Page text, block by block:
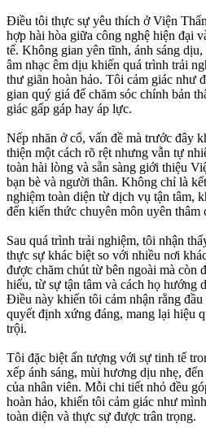
Điều tôi thực sự yêu thích ở Viện
hợp hài hòa giữa công nghệ hiện đại
tế. Không gian yên tĩnh, ánh sáng
âm nhạc êm dịu khiến quá trình trải
thư giãn hoàn hảo. Tôi cảm giác như
gian quý giá để chăm sóc chính bản
giác gấp gáp hay áp lực.
Nếp nhăn ở cổ, vấn đề mà trước đây
thiện một cách rõ rệt nhưng vẫn tự
toàn hài lòng và sẵn sàng giới thiệu
bạn bè và người thân. Không chỉ là
nghiệm toàn diện từ dịch vụ tận tâm,
đến kiến thức chuyên môn uyên thâm
Sau quá trình trải nghiệm, tôi nhận
thực sự khác biệt so với nhiều nơi
được chăm chút từ bên ngoài mà còn
hiểu, từ sự tận tâm và cách họ hướng
Điều này khiến tôi cảm nhận rằng
quyết định xứng đáng, mang lại hiệu
trội.
Tôi đặc biệt ấn tượng với sự tinh tế
xếp ánh sáng, mùi hương dịu nhẹ,
của nhân viên. Mỗi chi tiết nhỏ đều
hoàn hảo, khiến tôi cảm giác như
toàn diện và thực sự được trân trọng.